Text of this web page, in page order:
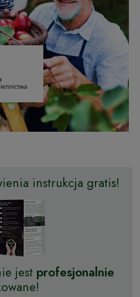
instrukcja gratis!
jest profesjonalnie